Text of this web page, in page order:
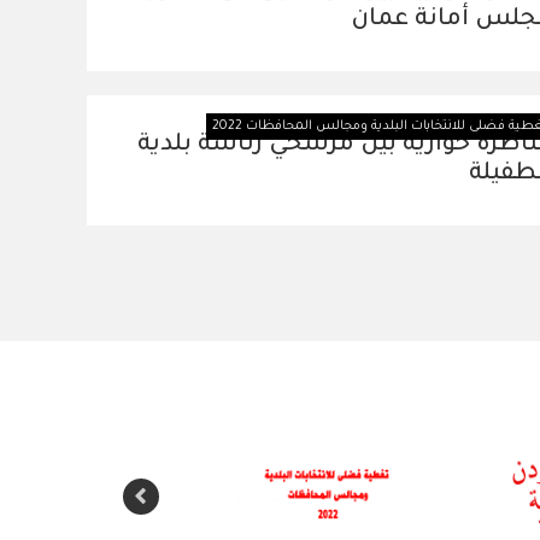
أمانة عمان
فضلى للانتخابات البلدية ومجالس المحافظات 2022
حوارية بين مرشحي رئاسة بلدية